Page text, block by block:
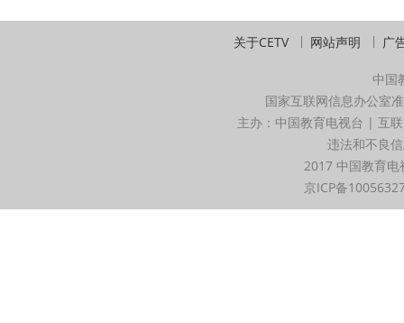
关于CETV 网站声明 广
中国
国家互联网信息办公室
主办：中国教育电视台 | 互
违法和不良
2017 中国教育
京ICP备